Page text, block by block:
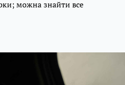
можна знайти все